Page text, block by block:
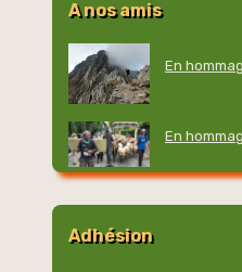
A nos amis
En
En
Adhésion